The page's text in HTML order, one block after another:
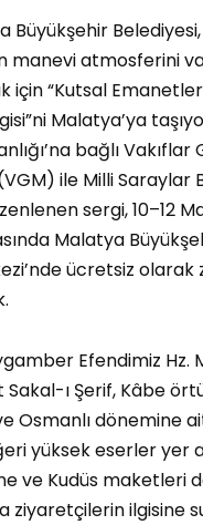
Büyükşehir
manevi atmosferini
için “Kutsal
Malatya’ya
bağlı Vakıflar
ile Milli Saraylar
sergi, 10–12
Malatya
ücretsiz olarak
Efendimiz Hz.
Sakal-ı Şerif, Kâbe
Osmanlı dönemine
yüksek eserler yer
ve Kudüs maketleri
ziyaretçilerin ilgisine